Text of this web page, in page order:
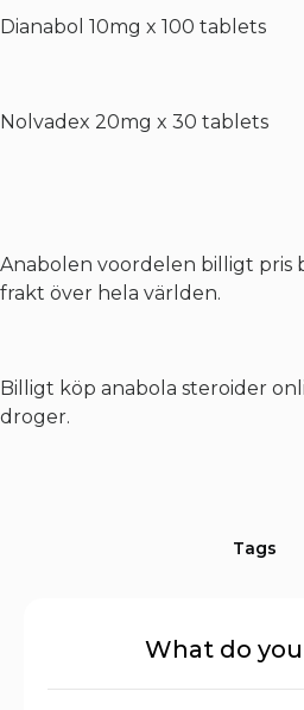
Dianabol 10mg x 100 tablets
Nolvadex 20mg x 30 tablets
Anabolen voordelen billigt pris
frakt över hela världen.
Billigt köp anabola steroider
droger.
Tags
What do